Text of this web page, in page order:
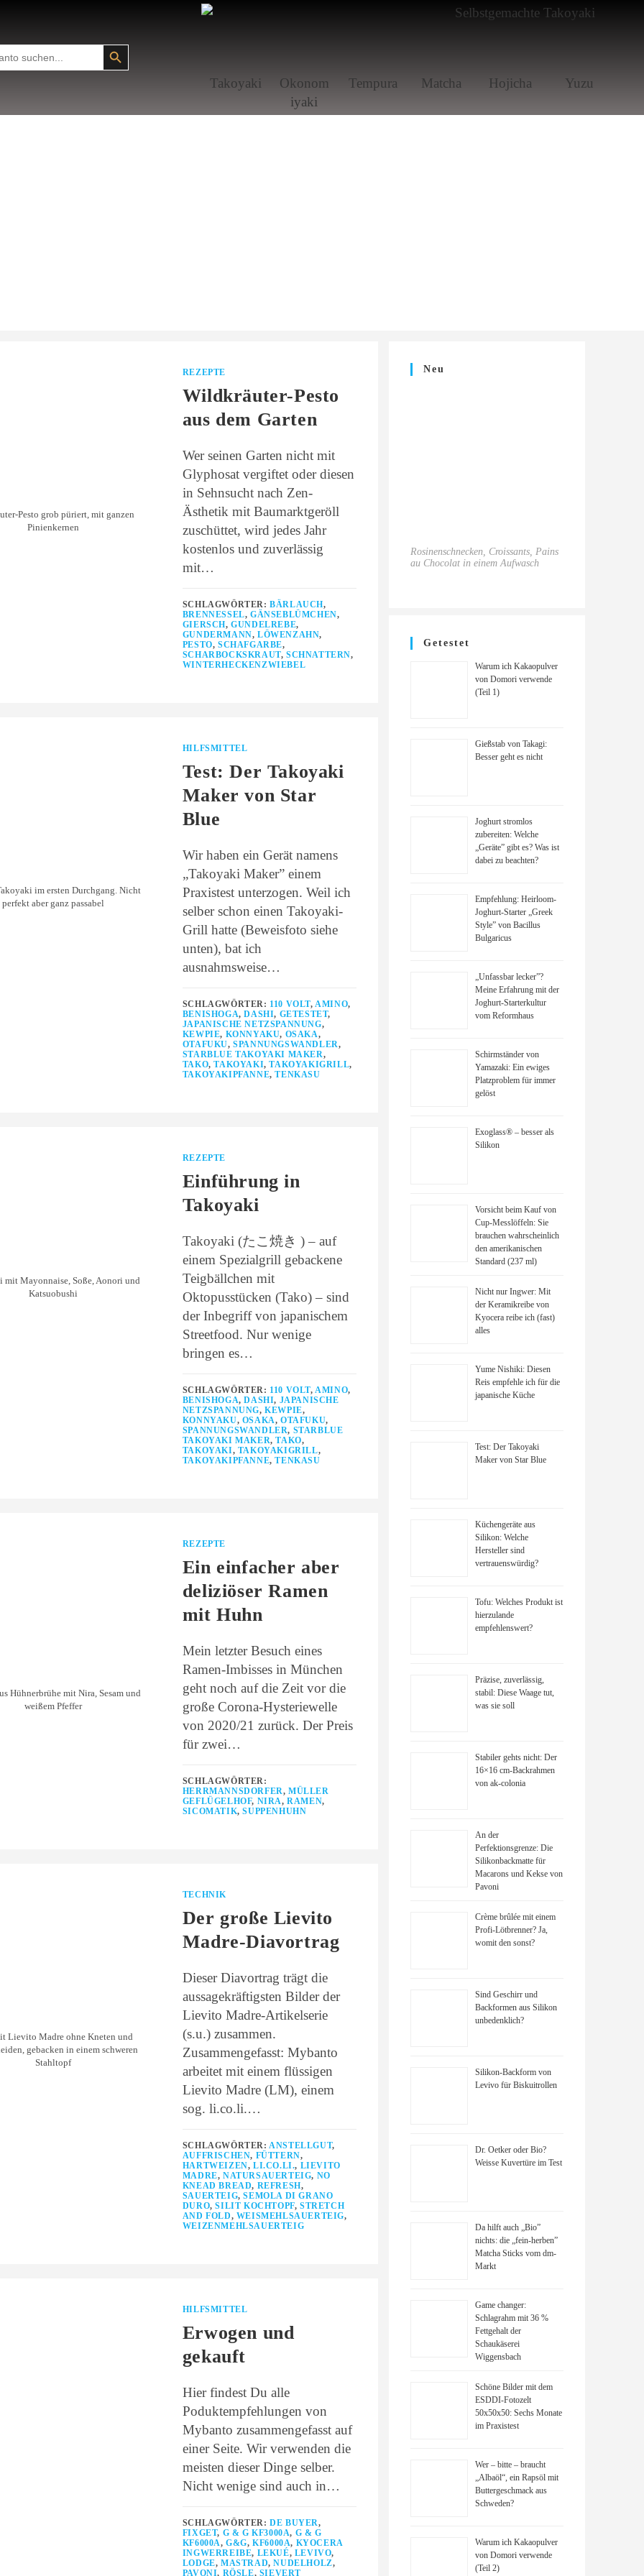
SEARCH BUTTON
Tako­yaki
Okonom
i­yaki
Tem­pura Matcha Hoji­cha Yuzu
Pesto grob püriert, mit ganzen
Pinienkernen
REZEPTE
Wildkräuter-Pesto
aus dem Garten
Wer seinen Garten nicht mit
Glyphosat vergiftet oder diesen
in Sehnsucht nach Zen-
Ästhetik mit Baumarktgeröll
zuschüttet, wird jedes Jahr
kostenlos und zuverlässig
mit…
SCHLAGWÖRTER:BÄRLAUCH,
BRENNESSEL, GÄNSEBLÜMCHEN,
GIERSCH,GUNDELREBE,
GUNDERMANN, LÖWENZAHN,
PESTO, SCHAFGARBE,
SCHARBOCKSKRAUT, SCHNATTERN,
WINTERHECKENZWIEBEL
im ersten Durchgang. Nicht
perfekt aber ganz passabel
HILFSMITTEL
Test: Der Takoyaki
Maker von Star
Blue
Wir haben ein Gerät namens
„Takoyaki Maker” einem
Praxistest unterzogen. Weil ich
selber schon einen Takoyaki-
Grill hatte (Beweisfoto siehe
unten), bat ich
ausnahmsweise…
SCHLAGWÖRTER: 110 VOLT, AMINO,
BENISHOGA,DASHI, GETESTET,
JAPANISCHE NETZSPANNUNG,
KEWPIE, KONNYAKU, OSAKA,
OTAFUKU,SPANNUNGSWANDLER,
STARBLUE TAKOYAKI MAKER,
TAKO,TAKOYAKI,TAKOYAKIGRILL,
TAKOYAKIPFANNE,TENKASU
mit Mayonnaise, Soße, Aonori und
Katsuobushi
REZEPTE
Einführung in
Takoyaki
Takoyaki (たこ焼き ) – auf
einem Spezialgrill gebackene
Teigbällchen mit
Oktopusstücken (Tako) – sind
der Inbegriff von japanischem
Streetfood. Nur wenige
bringen es…
SCHLAGWÖRTER: 110 VOLT, AMINO,
BENISHOGA,DASHI, JAPANISCHE
NETZSPANNUNG,KEWPIE,
KONNYAKU, OSAKA, OTAFUKU,
SPANNUNGSWANDLER, STARBLUE
TAKOYAKI MAKER,TAKO,
TAKOYAKI, TAKOYAKIGRILL,
TAKOYAKIPFANNE,TENKASU
Hühnerbrühe mit Nira, Sesam und
weißem Pfeffer
REZEPTE
Ein einfacher aber
deliziöser Ramen
mit Huhn
Mein letzter Besuch eines
Ramen-Imbisses in München
geht noch auf die Zeit vor die
große Corona-Hysteriewelle
von 2020/21 zurück. Der Preis
für zwei…
SCHLAGWÖRTER:
HERRMANNSDORFER, MÜLLER
GEFLÜGELHOF, NIRA,RAMEN,
SICOMATIK,SUPPENHUHN
Lievito Madre ohne Kneten und
gebacken in einem schweren
Stahltopf
TECHNIK
Der große Lievito
Madre-Diavortrag
Dieser Diavortrag trägt die
aussagekräftigsten Bilder der
Lievito Madre-Artikelserie
(s.u.) zusammen.
Zusammengefasst: Mybanto
arbeitet mit einem flüssigen
Lievito Madre (LM), einem
sog. li.co.li.…
SCHLAGWÖRTER: ANSTELLGUT,
AUFFRISCHEN, FÜTTERN,
HARTWEIZEN, LI.CO.LI., LIEVITO
MADRE, NATURSAUERTEIG, NO
KNEAD BREAD, REFRESH,
SAUERTEIG,SEMOLA DI GRANO
DURO,SILIT KOCHTOPF, STRETCH
AND FOLD, WEISMEHLSAUERTEIG,
WEIZENMEHLSAUERTEIG
HILFSMITTEL
Erwogen und
gekauft
Hier findest Du alle
Poduktempfehlungen von
Mybanto zusammengefasst auf
einer Seite. Wir verwenden die
meisten dieser Dinge selber.
Nicht wenige sind auch in…
SCHLAGWÖRTER:DE BUYER,
FIXGET, G & G KF3000A, G & G
KF6000A,G&G,KF6000A, KYOCERA
INGWERREIBE, LEKUÉ, LEVIVO,
LODGE, MASTRAD,NUDELHOLZ,
PAVONI, RÖSLE, SIEVERT
Neu
Rosinenschnecken, Croissants, Pains
au Chocolat in einem Aufwasch
Getestet
Warum ich Kakaopulver
von Domori verwende
(Teil 1)
Gießstab von Takagi:
Besser geht es nicht
Joghurt stromlos
zubereiten: Welche
„Geräte” gibt es? Was ist
dabei zu beachten?
Empfehlung: Heirloom-
Joghurt-Starter „Greek
Style” von Bacillus
Bulgaricus
„Unfassbar lecker”?
Meine Erfahrung mit der
Joghurt-Starterkultur
vom Reformhaus
Schirmständer von
Yamazaki: Ein ewiges
Platzproblem für immer
gelöst
Exoglass® – besser als
Silikon
Vorsicht beim Kauf von
Cup-Messlöffeln: Sie
brauchen wahrscheinlich
den amerikanischen
Standard (237 ml)
Nicht nur Ingwer: Mit
der Keramikreibe von
Kyocera reibe ich (fast)
alles
Yume Nishiki: Diesen
Reis empfehle ich für die
japanische Küche
Test: Der Takoyaki
Maker von Star Blue
Küchengeräte aus
Silikon: Welche
Hersteller sind
vertrauenswürdig?
Tofu: Welches Produkt ist
hierzulande
empfehlenswert?
Präzise, zuverlässig,
stabil: Diese Waage tut,
was sie soll
Stabiler gehts nicht: Der
16×16 cm-Backrahmen
von ak-colonia
An der
Perfektionsgrenze: Die
Silikonbackmatte für
Macarons und Kekse von
Pavoni
Crème brûlée mit einem
Profi-Lötbrenner? Ja,
womit den sonst?
Sind Geschirr und
Backformen aus Silikon
unbedenklich?
Silikon-Backform von
Levivo für Biskuitrollen
Dr. Oetker oder Bio?
Weisse Kuvertüre im Test
Da hilft auch „Bio”
nichts: die „fein-herben”
Matcha Sticks vom dm-
Markt
Game changer:
Schlagrahm mit 36 %
Fettgehalt der
Schaukäserei
Wiggensbach
Schöne Bilder mit dem
ESDDI-Fotozelt
50x50x50: Sechs Monate
im Praxistest
Wer – bitte – braucht
„Albaöl“, ein Rapsöl mit
Buttergeschmack aus
Schweden?
Warum ich Kakaopulver
von Domori verwende
(Teil 2)